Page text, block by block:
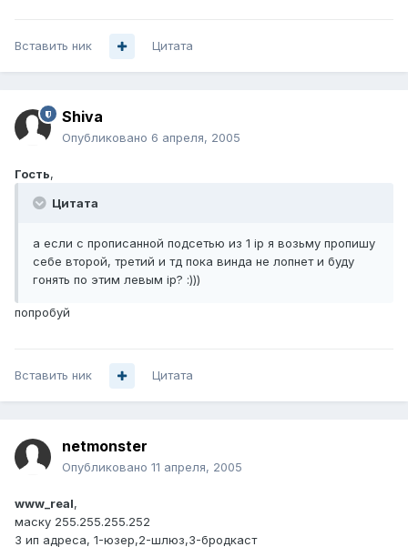
Вставить ник Цитата
Shiva
Опубликовано 6 апреля, 2005
Гость,
Цитата
а если с прописанной подсетью из 1 ip я возьму пропишу
себе второй, третий и тд пока винда не лопнет и буду
гонять по этим левым ip? :)))
попробуй
Вставить ник Цитата
netmonster
Опубликовано 11 апреля, 2005
www_real,
маску 255.255.255.252
3 ип адреса, 1-юзер,2-шлюз,3-бродкаст